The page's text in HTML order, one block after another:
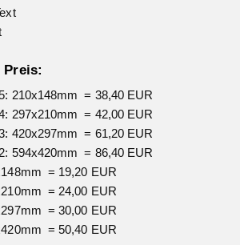
Preis:
210x148mm = 38,40 EUR
297x210mm = 42,00 EUR
420x297mm = 61,20 EUR
594x420mm = 86,40 EUR
= 19,20 EUR
= 24,00 EUR
= 30,00 EUR
= 50,40 EUR